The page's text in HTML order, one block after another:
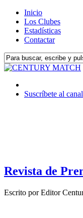
Inicio
Los Clubes
Estadísticas
Contactar
Suscríbete al
Revista de
Escrito porEditor